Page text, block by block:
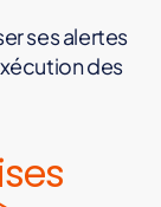
ses alertes
des